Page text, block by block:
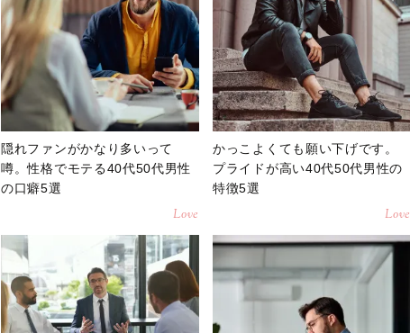
隠れファンがかなり多いって
噂。性格でモテる40代50代男性
の口癖5選
Love
かっこよくても願い下げです。
プライドが高い40代50代男性の
特徴5選
Love